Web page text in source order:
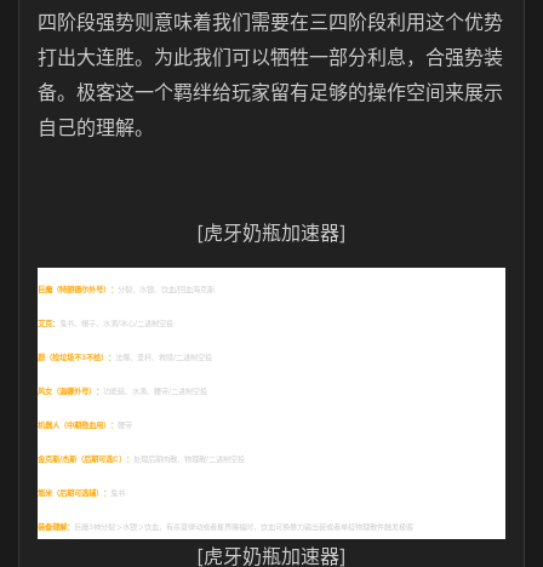
四阶段强势则意味着我们需要在三四阶段利用这个优势
打出大连胜。为此我们可以牺牲一部分利息，合强势装
备。极客这一个羁绊给玩家留有足够的操作空间来展示
自己的理解。
[虎牙奶瓶加速器]
巨魔（特朗德尔外号）： 分裂、水银、饮血/ 回血海克斯
艾克： 鬼书、帽子、水滴/ 冰心 /二进制空投
蔚（捡垃圾不3不给）： 法爆、圣杯、救赎 /二进制空投
风女（迦娜外号）： 功能装、水滴、腰带/二进制空投
机器人（中期稳血用）： 腰带
金克斯/杰斯（后期可选C）： 处理后期肉散、物理散/二进制空投
悠米（后期可选辅）： 鬼书
装备理解： 巨魔 3神分裂＞水银＞饮血，有杀意律动或者星界赐福时，饮血可换暴力输出装或者单挂物理散件触发极客
[虎牙奶瓶加速器]